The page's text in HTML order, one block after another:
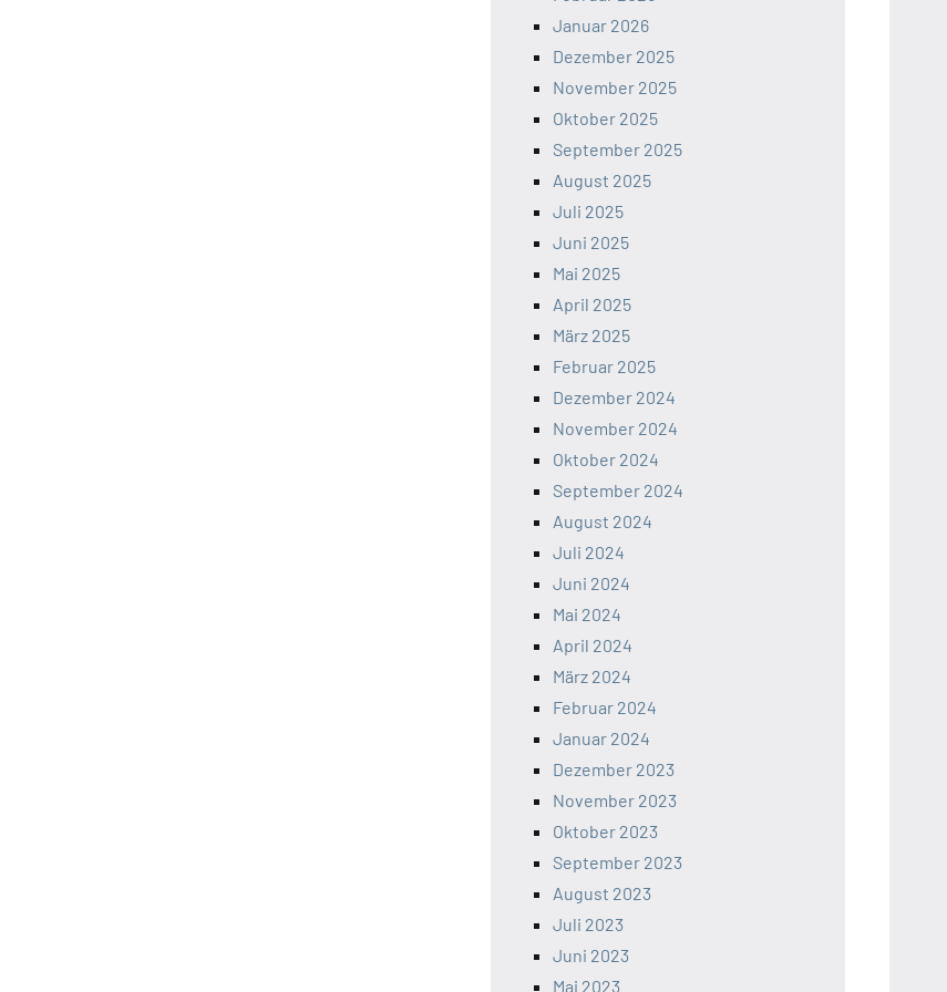
Januar 2026
Dezember 2025
November 2025
Oktober 2025
September 2025
August 2025
Juli 2025
Juni 2025
Mai 2025
April 2025
März 2025
Februar 2025
Dezember 2024
November 2024
Oktober 2024
September 2024
August 2024
Juli 2024
Juni 2024
Mai 2024
April 2024
März 2024
Februar 2024
Januar 2024
Dezember 2023
November 2023
Oktober 2023
September 2023
August 2023
Juli 2023
Juni 2023
Mai 2023